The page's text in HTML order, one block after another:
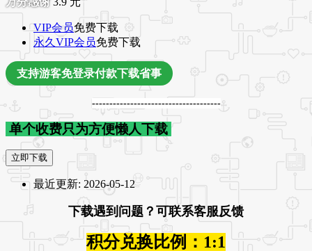
VIP会员免费下载
永久VIP会员免费下载
支持游客免登录付款下载省事
-------------------------------------
单个收费只为方便懒人下载
立即下载
最近更新: 2026-05-12
下载遇到问题？可联系客服反馈
积分兑换比例：1:1